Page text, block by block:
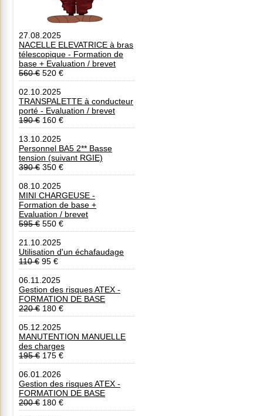
27.08.2025
NACELLE ELEVATRICE à bras
télescopique - Formation de
base + Evaluation / brevet
560 € 520 €
02.10.2025
TRANSPALETTE à conducteur
porté - Evaluation / brevet
190 € 160 €
13.10.2025
Personnel BA5 2** Basse
tension (suivant RGIE)
390 € 350 €
08.10.2025
MINI CHARGEUSE -
Formation de base +
Evaluation / brevet
595 € 550 €
21.10.2025
Utilisation d'un échafaudage
110 € 95 €
06.11.2025
Gestion des risques ATEX -
FORMATION DE BASE
220 € 180 €
05.12.2025
MANUTENTION MANUELLE
des charges
195 € 175 €
06.01.2026
Gestion des risques ATEX -
FORMATION DE BASE
200 € 180 €